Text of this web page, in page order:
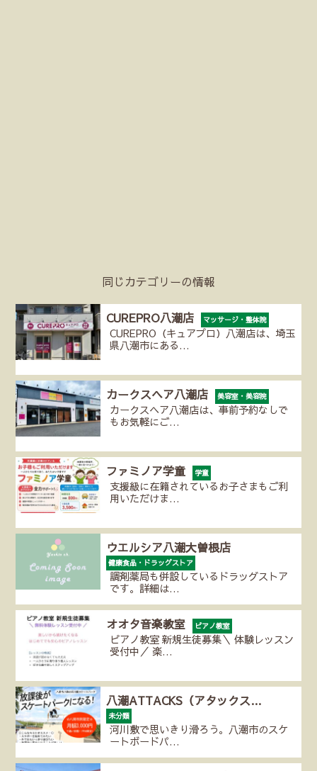
同じカテゴリーの情報
CUREPRO八潮店 マッサージ・整体院
CUREPRO（キュアプロ）八潮店は、埼玉
県八潮市にある…
カークスヘア八潮店 美容室・美容院
カークスヘア八潮店は、事前予約なしで
もお気軽にご…
ファミノア学童 学童
支援級に在籍されているお子さまもご利
用いただけま…
ウエルシア八潮大曽根店
健康食品・ドラッグストア
調剤薬局も併設しているドラッグストア
です。詳細は…
オオタ音楽教室 ピアノ教室
ピアノ教室 新規生徒募集＼ 体験レッスン
受付中／ 楽…
八潮ATTACKS（アタックス…
未分類
河川敷で思いきり滑ろう。八潮市のスケ
ートボードパ…